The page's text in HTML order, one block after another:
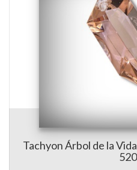
Tachyon Árbol de la